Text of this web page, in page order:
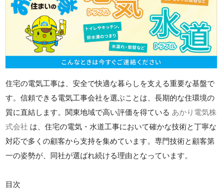
住宅の電気工事は、安全で快適な暮らしを支える重要な基盤で
す。信頼できる電気工事会社を選ぶことは、長期的な住環境の
質に直結します。関東地域で高い評価を得ている あかり電気株
式会社 は、住宅の電気・水道工事において確かな技術と丁寧な
対応で多くの顧客から支持を集めています。専門技術と顧客第
一の姿勢が、同社が選ばれ続ける理由となっています。
目次